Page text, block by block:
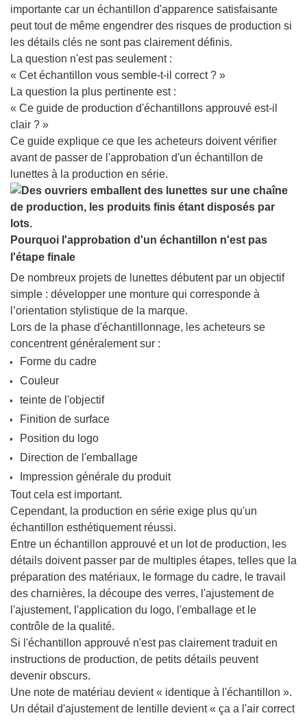
importante car un échantillon d'apparence satisfaisante
peut tout de même engendrer des risques de production si
les détails clés ne sont pas clairement définis.
La question n'est pas seulement :
« Cet échantillon vous semble-t-il correct ? »
La question la plus pertinente est :
« Ce guide de production d'échantillons approuvé est-il
clair ? »
Ce guide explique ce que les acheteurs doivent vérifier
avant de passer de l'approbation d'un échantillon de
lunettes à la production en série.
Pourquoi l'approbation d'un échantillon n'est pas
l'étape finale
De nombreux projets de lunettes débutent par un objectif
simple : développer une monture qui corresponde à
l’orientation stylistique de la marque.
Lors de la phase d'échantillonnage, les acheteurs se
concentrent généralement sur :
Forme du cadre
Couleur
teinte de l'objectif
Finition de surface
Position du logo
Direction de l'emballage
Impression générale du produit
Tout cela est important.
Cependant, la production en série exige plus qu'un
échantillon esthétiquement réussi.
Entre un échantillon approuvé et un lot de production, les
détails doivent passer par de multiples étapes, telles que la
préparation des matériaux, le formage du cadre, le travail
des charnières, la découpe des verres, l'ajustement de
l'ajustement, l'application du logo, l'emballage et le
contrôle de la qualité.
Si l'échantillon approuvé n'est pas clairement traduit en
instructions de production, de petits détails peuvent
devenir obscurs.
Une note de matériau devient « identique à l'échantillon ».
Un détail d'ajustement de lentille devient « ça a l'air correct